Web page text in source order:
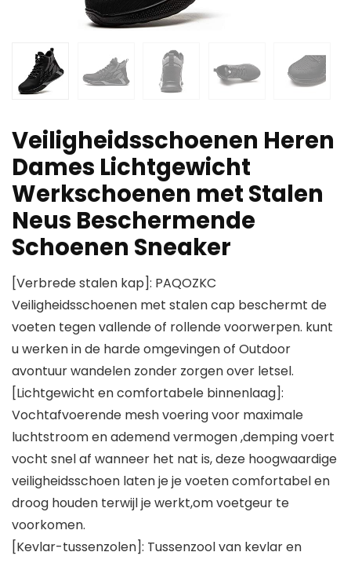
Veiligheidsschoenen Heren
Dames Lichtgewicht
Werkschoenen met Stalen
Neus Beschermende
Schoenen Sneaker
[Verbrede stalen kap]: PAQOZKC
Veiligheidsschoenen met stalen cap beschermt de
voeten tegen vallende of rollende voorwerpen. kunt
u werken in de harde omgevingen of Outdoor
avontuur wandelen zonder zorgen over letsel.
[Lichtgewicht en comfortabele binnenlaag]:
Vochtafvoerende mesh voering voor maximale
luchtstroom en ademend vermogen ,demping voert
vocht snel af wanneer het nat is, deze hoogwaardige
veiligheidsschoen laten je je voeten comfortabel en
droog houden terwijl je werkt,om voetgeur te
voorkomen.
[Kevlar-tussenzolen]: Tussenzool van kevlar en